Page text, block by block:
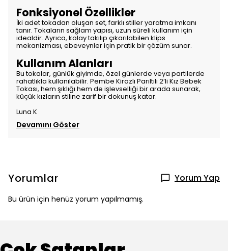
Fonksiyonel Özellikler
İki adet tokadan oluşan set, farklı stiller yaratma imkanı
tanır. Tokaların sağlam yapısı, uzun süreli kullanım için
idealdir. Ayrıca, kolay takılıp çıkarılabilen klips
mekanizması, ebeveynler için pratik bir çözüm sunar.
Kullanım Alanları
Bu tokalar, günlük giyimde, özel günlerde veya partilerde
rahatlıkla kullanılabilir. Pembe Kirazlı Parıltılı 2’li Kız Bebek
Tokası, hem şıklığı hem de işlevselliği bir arada sunarak,
küçük kızların stiline zarif bir dokunuş katar.
Luna K
Devamını Göster
Yorumlar Yorum Yap
Bu ürün için henüz yorum yapılmamış.